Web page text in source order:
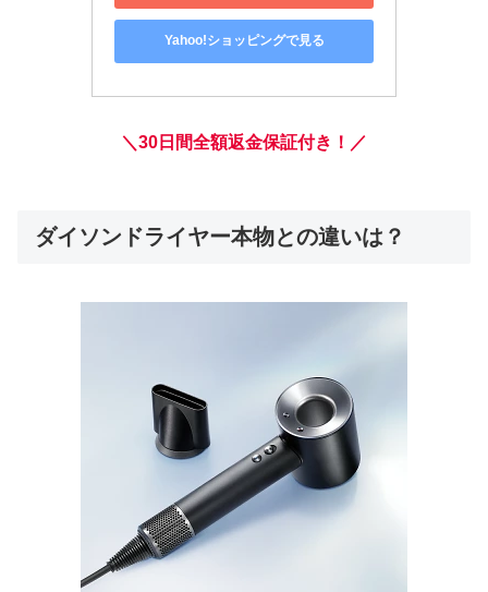
Yahoo!ショッピングで見る
＼30日間全額返金保証付き！／
ダイソンドライヤー本物との違いは？